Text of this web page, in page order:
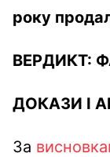
року
ВЕРДИКТ:
ДОКАЗИ І
За